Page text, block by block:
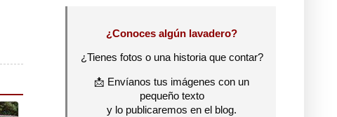
¿Conoces algún lavadero?
¿Tienes fotos o una historia que contar?
📩 Envíanos tus imágenes con un
pequeño texto
y lo publicaremos en el blog.